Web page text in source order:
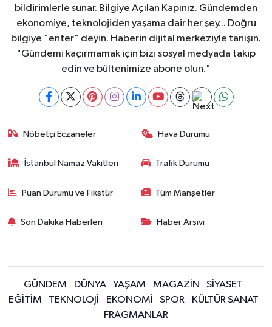
bildirimlerle sunar. Bilgiye Açılan Kapınız. Gündemden
ekonomiye, teknolojiden yaşama dair her şey... Doğru
bilgiye "enter" deyin. Haberin dijital merkeziyle tanışın.
"Gündemi kaçırmamak için bizi sosyal medyada takip
edin ve bültenimize abone olun."
Nöbetçi Eczaneler Hava Durumu
İstanbul Namaz Vakitleri Trafik Durumu
Puan Durumu ve Fikstür Tüm Manşetler
Son Dakika Haberleri Haber Arşivi
GÜNDEM DÜNYA YAŞAM MAGAZİN
SİYASET
EĞİTİM
TEKNOLOJİ EKONOMİ SPOR
KÜLTÜR SANAT
FRAGMANLAR